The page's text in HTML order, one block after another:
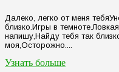
Далеко, легко от меня
близко.Игры в
напишу,Найду тебя так
моя,Осторожно....
Узнать больше